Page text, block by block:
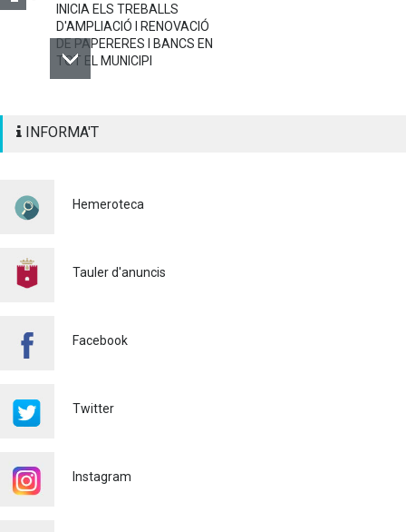
INICIA ELS TREBALLS
D'AMPLIACIÓ I RENOVACIÓ
DE PAPERERES I BANCS EN
TOT EL MUNICIPI
SENYALITZACIÓ
Policia 29/07/2026
A CONTROLAR LA
A ALAQUÀS
L'ESCOLA D'ESTIU, AL
INFORMA'T
Hemeroteca
Tauler d'anuncis
Facebook
Twitter
Instagram